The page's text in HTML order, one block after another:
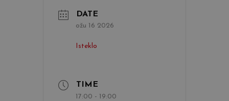
DATE
ožu 16 2026
Isteklo
TIME
17:00 - 19:00